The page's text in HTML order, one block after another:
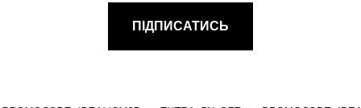
ПІДПИСАТИСЬ